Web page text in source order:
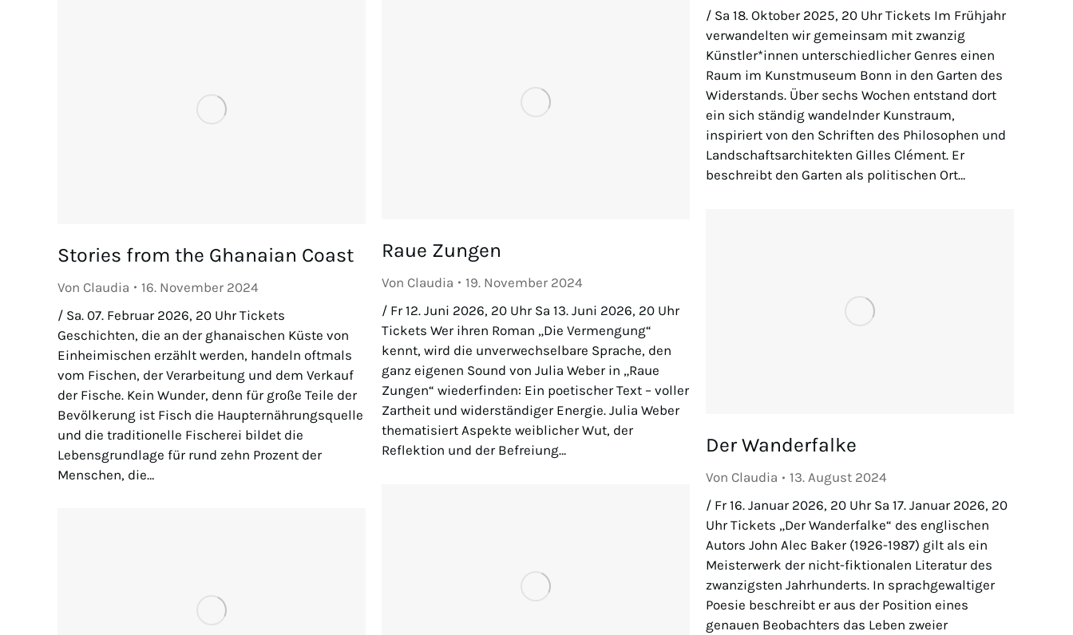
/ Sa 18. Oktober 2025, 20 Uhr Tickets Im Frühjahr
verwandelten wir gemeinsam mit zwanzig
Künstler*innen unterschiedlicher Genres einen
Raum im Kunstmuseum Bonn in den Garten des
Widerstands. Über sechs Wochen entstand dort
ein sich ständig wandelnder Kunstraum,
inspiriert von den Schriften des Philosophen und
Landschaftsarchitekten Gilles Clément. Er
beschreibt den Garten als politischen Ort…
Raue Zungen
Von Claudia
19. November 2024
/ Fr 12. Juni 2026, 20 Uhr Sa 13. Juni 2026, 20 Uhr
Tickets Wer ihren Roman „Die Vermengung“
kennt, wird die unverwechselbare Sprache, den
ganz eigenen Sound von Julia Weber in „Raue
Zungen“ wiederfinden: Ein poetischer Text – voller
Zartheit und widerständiger Energie. Julia Weber
thematisiert Aspekte weiblicher Wut, der
Reflektion und der Befreiung…
Stories from the Ghanaian Coast
Von Claudia
16. November 2024
/ Sa. 07. Februar 2026, 20 Uhr Tickets
Geschichten, die an der ghanaischen Küste von
Einheimischen erzählt werden, handeln oftmals
vom Fischen, der Verarbeitung und dem Verkauf
der Fische. Kein Wunder, denn für große Teile der
Bevölkerung ist Fisch die Haupternährungsquelle
und die traditionelle Fischerei bildet die
Lebensgrundlage für rund zehn Prozent der
Menschen, die…
Der Wanderfalke
Von Claudia
13. August 2024
/ Fr 16. Januar 2026, 20 Uhr Sa 17. Januar 2026, 20
Uhr Tickets „Der Wanderfalke“ des englischen
Autors John Alec Baker (1926-1987) gilt als ein
Meisterwerk der nicht-fiktionalen Literatur des
zwanzigsten Jahrhunderts. In sprachgewaltiger
Poesie beschreibt er aus der Position eines
genauen Beobachters das Leben zweier